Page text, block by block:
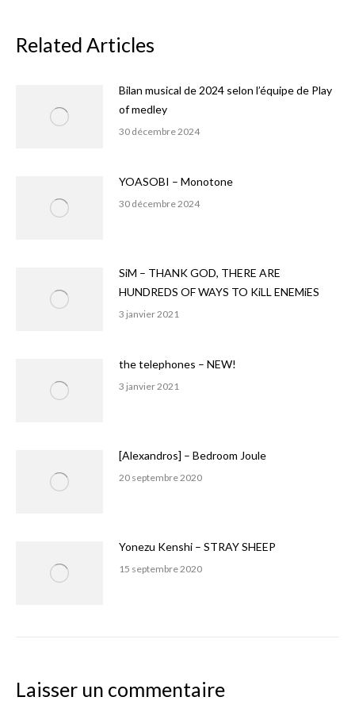
Related Articles
Bilan musical de 2024 selon l’équipe de Play
of medley
30 décembre 2024
YOASOBI – Monotone
30 décembre 2024
SiM – THANK GOD, THERE ARE
HUNDREDS OF WAYS TO KiLL ENEMiES
3 janvier 2021
the telephones – NEW!
3 janvier 2021
[Alexandros] – Bedroom Joule
20 septembre 2020
Yonezu Kenshi – STRAY SHEEP
15 septembre 2020
Laisser un commentaire